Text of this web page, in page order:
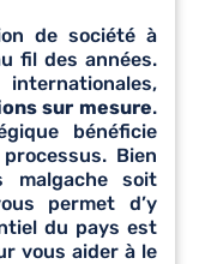
de société à
fil des années.
sur mesure.
bénéficie
Bien
malgache soit
permet d’y
du pays est
vous aider à le